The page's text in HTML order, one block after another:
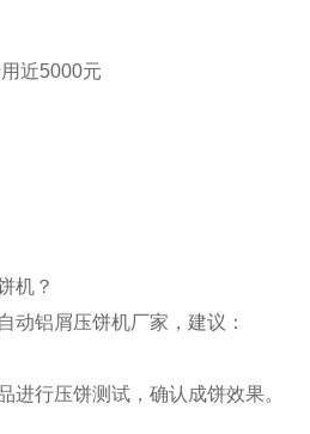
近5000元
机？
动铝屑压饼机厂家，建议：
进行压饼测试，确认成饼效果。